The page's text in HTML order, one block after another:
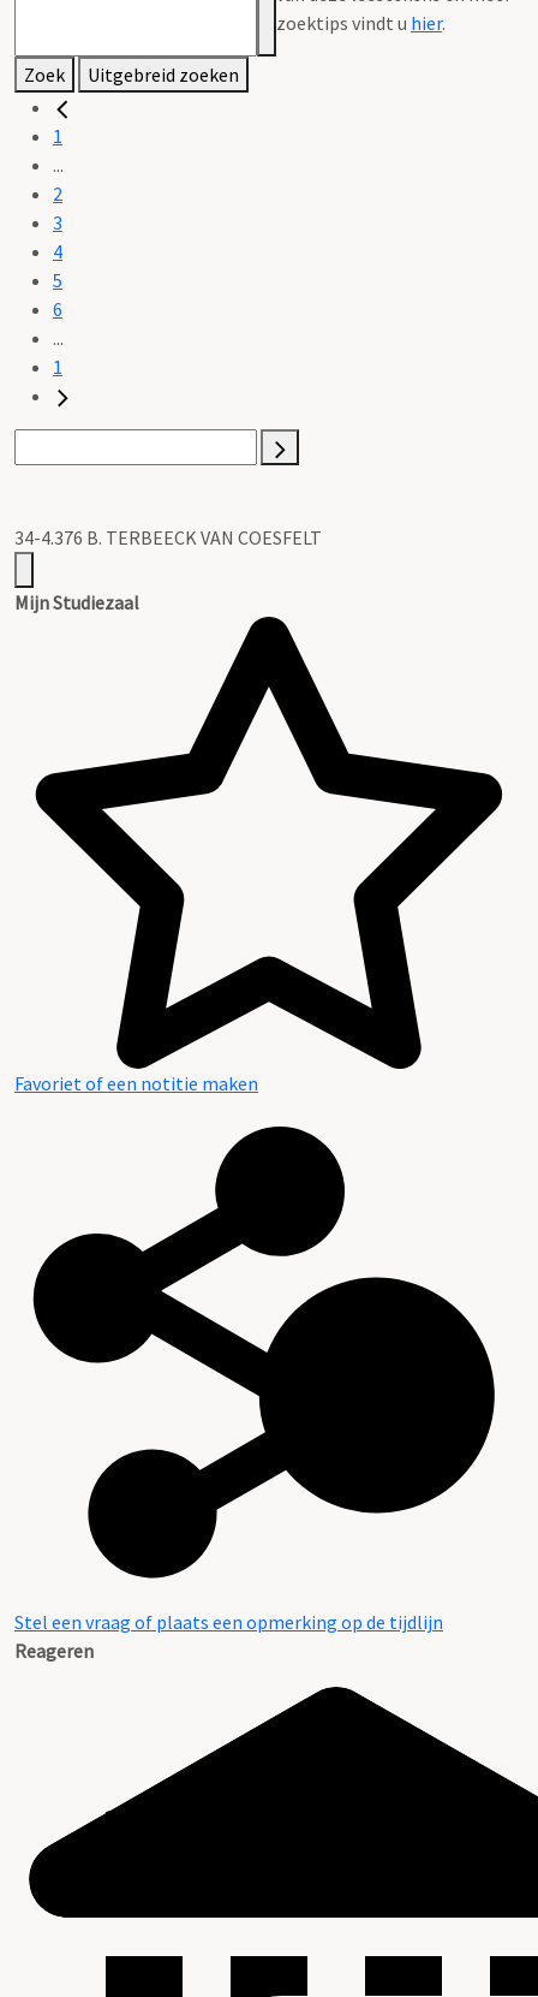
zoektips vindt u hier.
Zoek Uitgebreid zoeken
1
...
2
3
4
5
6
...
1
34-4.376 B. TERBEECK VAN COESFELT
Mijn Studiezaal
Favoriet of een notitie maken
Stel een vraag of plaats een opmerking op de tijdlijn
Reageren